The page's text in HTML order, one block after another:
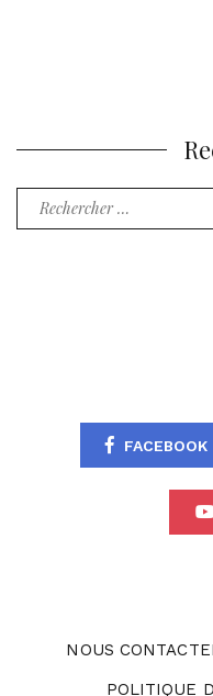
Recherche
FACEBOOK
NOUS
POLITIQUE